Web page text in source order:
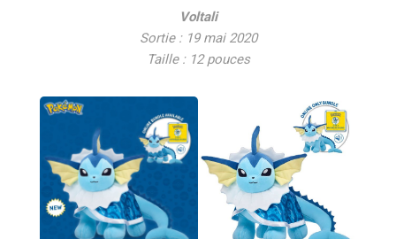
Voltali
Sortie : 19 mai 2020
Taille : 12 pouces